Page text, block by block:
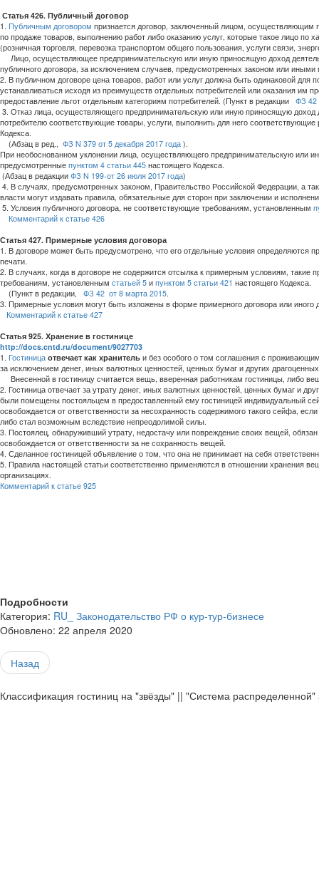
Статья 426. Публичный договор
1. Публичным договором признается договор, заключенный лицом, осуществляющим
по продаже товаров, выполнению работ либо оказанию услуг, которые такое лицо по
(розничная торговля, перевозка транспортом общего пользования, услуги связи,
Лицо, осуществляющее предпринимательскую или иную приносящую доход
публичного договора, за исключением случаев, предусмотренных законом или
2. В публичном договоре цена товаров, работ или услуг должна быть одинаковой для
устанавливаться исходя из преимуществ отдельных потребителей или оказания
предоставление льгот отдельным категориям потребителей. (Пункт в редакции ФЗ 42
3. Отказ лица, осуществляющего предпринимательскую или иную приносящую доход
потребителю соответствующие товары, услуги, выполнить для него
Кодекса.
(Абзац в ред., ФЗ N 379 от 5 декабря 2017 года ).
При необоснованном уклонении лица, осуществляющего предпринимательскую или
предусмотренные пунктом 4 статьи 445 настоящего Кодекса.
(Абзац в редакции ФЗ N 199-от 26 июля 2017 года)
4. В случаях, предусмотренных законом, Правительство Российской Федерации, а
власти могут издавать правила, обязательные для сторон при заключении и
5. Условия публичного договора, не соответствующие требованиям, установленным
Комментарий к статье 426
Статья 427. Примерные условия договора
1. В договоре может быть предусмотрено, что его отдельные условия
печати.
2. В случаях, когда в договоре не содержится отсылка к примерным условиям,
требованиям, установленным статьей 5 и пунктом 5 статьи 421 настоящего Кодекса.
(Пункт в редакции,
ФЗ 42 от 8 марта 2015.
3. Примерные условия могут быть изложены в форме примерного договора или иного
Комментарий к статье 427
Статья 925. Хранение в гостинице
http://docs.cntd.ru/document/9027703
1. Гостиница отвечает как хранитель и без особого о том соглашения с
за исключением денег, иных валютных ценностей, ценных бумаг и других
Внесенной в гостиницу считается вещь, вверенная работникам гостиницы, либо
2. Гостиница отвечает за утрату денег, иных валютных ценностей, ценных бумаг и
были помещены постояльцем в предоставленный ему гостиницей индивидуальный
освобождается от ответственности за несохранность содержимого такого сейфа,
либо стал возможным вследствие непреодолимой силы.
3. Постоялец, обнаруживший утрату, недостачу или повреждение своих вещей,
освобождается от ответственности за не сохранность вещей.
4. Сделанное гостиницей объявление о том, что она не принимает на себя
5. Правила настоящей статьи соответственно применяются в отношении хранения
организациях.
Комментарий к статье 925
Подробности
Категория: RU_ Законодательство РФ о кур-тур-бизнесе
Обновлено: 22 апреля 2020
Назад
Классификация гостиниц на "звёзды" || "Система